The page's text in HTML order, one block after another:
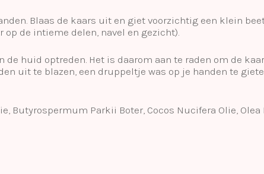
Blaas de kaars uit en giet voorzichtig een klein
de intieme delen, navel en gezicht).
huid optreden. Het is daarom aan te raden om de
uit te blazen, een druppeltje was op je handen te
Butyrospermum Parkii Boter, Cocos Nucifera Olie,